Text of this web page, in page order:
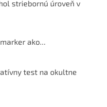
striebornú úroveň v
ako...
test na okultne